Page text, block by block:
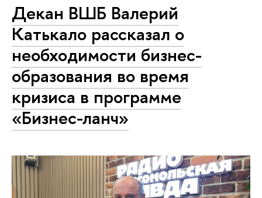
Декан ВШБ Валерий
Катькало рассказал о
необходимости бизнес-
образования во время
кризиса в программе
«Бизнес-ланч»